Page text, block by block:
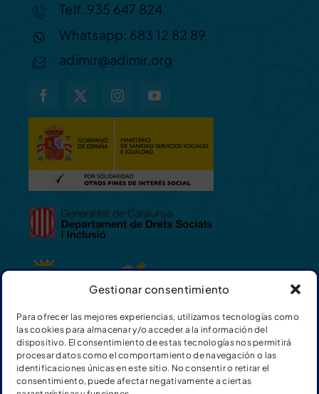
Gestionar consentimiento
Para ofrecer las mejores experiencias, utilizamos tecnologías como
las cookies para almacenar y/o acceder a la información del
dispositivo. El consentimiento de estas tecnologías nos permitirá
procesar datos como el comportamiento de navegación o las
identificaciones únicas en este sitio. No consentir o retirar el
consentimiento, puede afectar negativamente a ciertas
Telf. 935 647 824
Whatsapp: 683 12 82 89
adimir@adimir.org